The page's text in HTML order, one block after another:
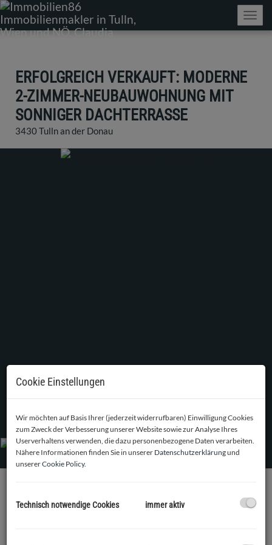
ERFOLGREICH VERKAUFT: MODERNE
2-ZIMMER-NEUBAUWOHNUNG MIT
SONNIGER DACHTERRASSE
3430 Tulln an der Donau
BESCHREIBUNG
Cookie Einstellungen
Wir möchten auf Basis Ihrer (jederzeit widerrufbaren) Einwilligung Cookies
zum Zweck der Verbesserung unserer Website sowie zur Analyse Ihres
Userverhaltens verwenden, die dazu personenbezogene Daten verarbeiten.
Nähere Informationen finden Sie in unserer Datenschutzerklärungund
unsererCookie Policy.
Technisch notwendige Cookies immer aktiv